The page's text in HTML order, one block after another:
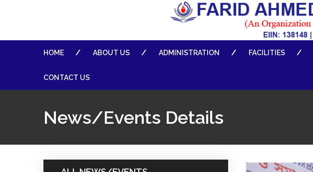
HOME ABOUT US ADMINISTRATION FACILITIES
CONTACT US
News/Events Details